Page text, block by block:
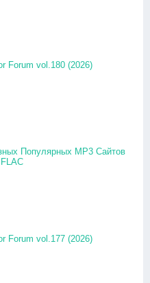
Forum vol.180 (2026)
Популярных MP3 Сайтов
Forum vol.177 (2026)